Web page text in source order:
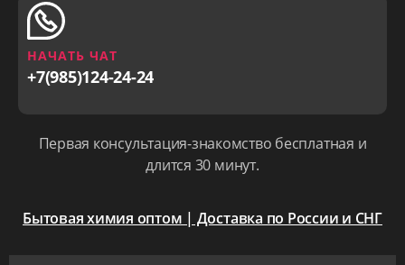
НАЧАТЬ ЧАТ
+7(985)124-24-24
Первая консультация-знакомство бесплатная и
длится 30 минут.
Бытовая химия оптом | Доставка по России и СНГ